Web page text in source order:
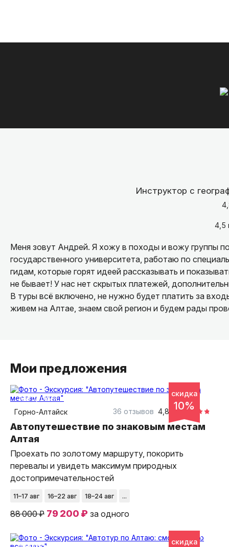
Инструктор с
4,5
Меня зовут Андрей. Я хожу в походы и вожу группы
государственного университета, работаю по
гидам, которые горят идеей рассказывать и
не бывает! У нас нет скрытых платежей,
В туры всё включено, не нужно будет платить за
живем на Алтае, знаем свой регион и будем рады
Мои предложения
скидка
10%
7 дней
авторский тур
Горно-Алтайск
4,83
36 отзывов
Автопутешествие по знаковым местам
Алтая
Проехать по золотому маршруту, покорить
перевалы и увидеть максимум природных
достопримечательностей
11–17 авг 16–22 авг 18–24 авг ...
88 000 ₽ 79 200 ₽ за одного
скидка
5 дней